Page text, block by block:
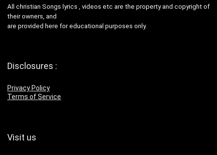
All christian Songs lyrics , videos etc are the property and copyright of
their owners, and
are provided here for educational purposes only.
Disclosures :
Privacy Policy
Terms of Service
Visit us